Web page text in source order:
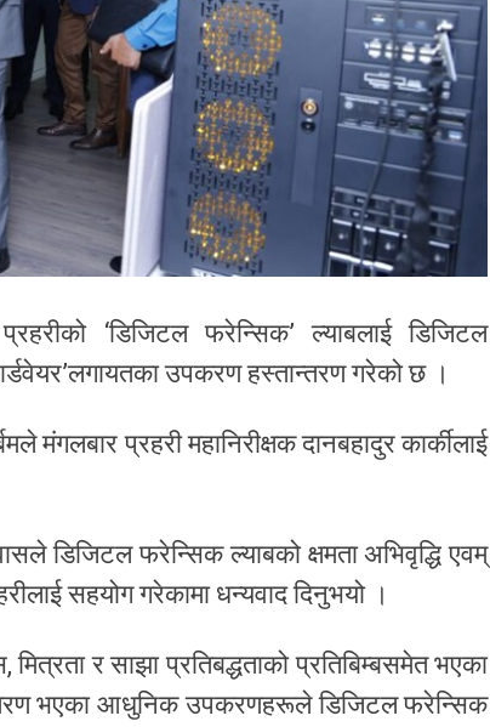
‘डिजिटल फरेन्सिक’ ल्याबलाई डिजिटल
उपकरण हस्तान्तरण गरेको छ ।
मंगलबार प्रहरी महानिरीक्षक दानबहादुर कार्कीलाई
डिजिटल फरेन्सिक ल्याबको क्षमता अभिवृद्धि एवम्
सहयोग गरेकामा धन्यवाद दिनुभयो ।
र साझा प्रतिबद्धताको प्रतिबिम्बसमेत भएका
भएका आधुनिक उपकरणहरूले डिजिटल फरेन्सिक